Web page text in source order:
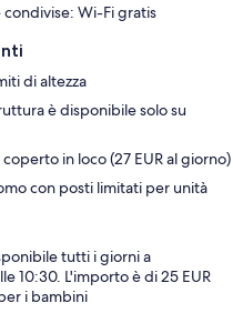
Wi-Fi gratis
di altezza
è disponibile solo su
in loco (27 EUR al giorno)
con posti limitati per unità
tutti i giorni a
10:30. L'importo è di 25 EUR
i bambini